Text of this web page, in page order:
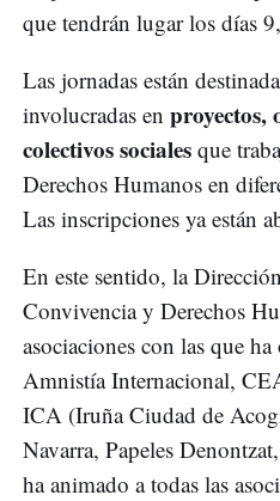
que tendrán lugar los días
Las jornadas están
involucradas en proyectos,
colectivos sociales que
Derechos Humanos en
Las inscripciones ya están
En este sentido, la
Convivencia y Derechos
asociaciones con las que
Amnistía Internacional,
ICA (Iruña Ciudad de
Navarra, Papeles
ha animado a todas las